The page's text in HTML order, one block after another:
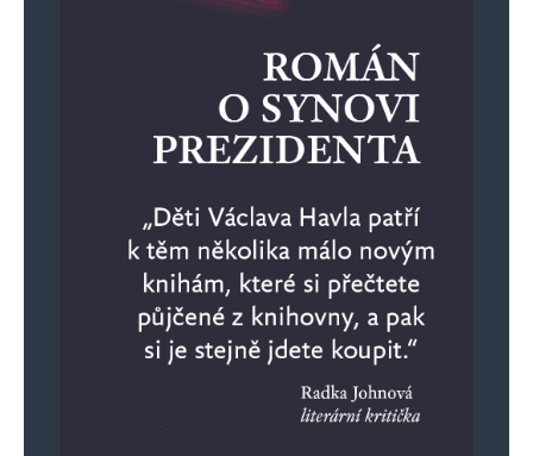
Jsem zvědavá, jestli a kde začne posun
v evropské politice, když jim Kamala nevyhrála.
Napsat komentář
Vaše e-mailová adresa nebude zveřejněna.Vyžadované informace jsou